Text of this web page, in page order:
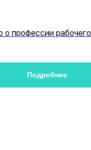
о профессии рабочего
Подробнее